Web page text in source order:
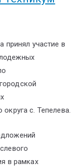
принял участие в
с. Тепелева.
в рамках